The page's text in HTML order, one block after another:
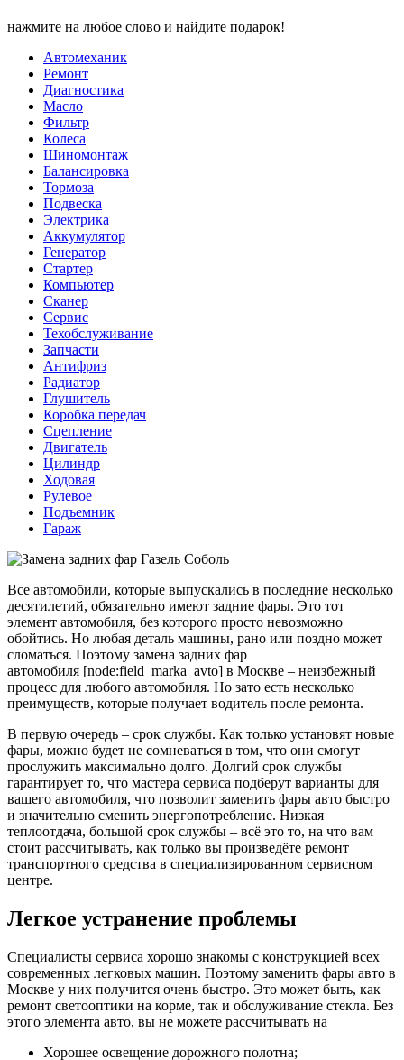
нажмите на любое слово и найдите подарок!
Автомеханик
Ремонт
Диагностика
Масло
Фильтр
Колеса
Шиномонтаж
Балансировка
Тормоза
Подвеска
Электрика
Аккумулятор
Генератор
Стартер
Компьютер
Сканер
Сервис
Техобслуживание
Запчасти
Антифриз
Радиатор
Глушитель
Коробка передач
Сцепление
Двигатель
Цилиндр
Ходовая
Рулевое
Подъемник
Гараж
Все автомобили, которые выпускались в последние несколько
десятилетий, обязательно имеют задние фары. Это тот
элемент автомобиля, без которого просто невозможно
обойтись. Но любая деталь машины, рано или поздно может
сломаться. Поэтому замена задних фар
автомобиля [node:field_marka_avto] в Москве – неизбежный
процесс для любого автомобиля. Но зато есть несколько
преимуществ, которые получает водитель после ремонта.
В первую очередь – срок службы. Как только установят новые
фары, можно будет не сомневаться в том, что они смогут
прослужить максимально долго. Долгий срок службы
гарантирует то, что мастера сервиса подберут варианты для
вашего автомобиля, что позволит заменить фары авто быстро
и значительно сменить энергопотребление. Низкая
теплоотдача, большой срок службы – всё это то, на что вам
стоит рассчитывать, как только вы произведёте ремонт
транспортного средства в специализированном сервисном
центре.
Легкое устранение проблемы
Специалисты сервиса хорошо знакомы с конструкцией всех
современных легковых машин. Поэтому заменить фары авто в
Москве у них получится очень быстро. Это может быть, как
ремонт светооптики на корме, так и обслуживание стекла. Без
этого элемента авто, вы не можете рассчитывать на
Хорошее освещение дорожного полотна;